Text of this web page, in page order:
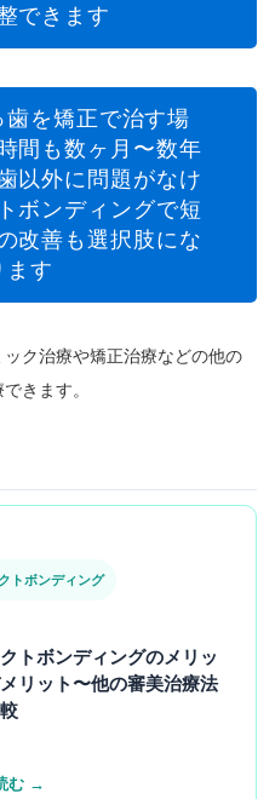
できます
歯を矯正で治す場
間も数ヶ月〜数年
以外に問題がなけ
ボンディングで短
改善も選択肢にな
ます
ク治療や矯正治療などの他の
きます。
トボンディング
トボンディングのメリッ
メリット〜他の審美治療法
む →